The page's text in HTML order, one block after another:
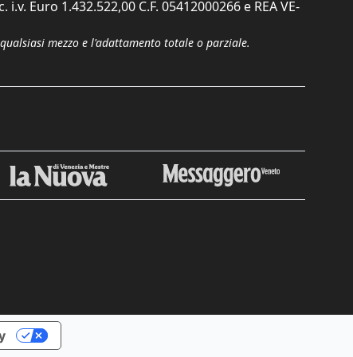
Euro 1.432.522,00 C.F. 05412000266 e REA VE-
mezzo e l'adattamento totale o parziale.